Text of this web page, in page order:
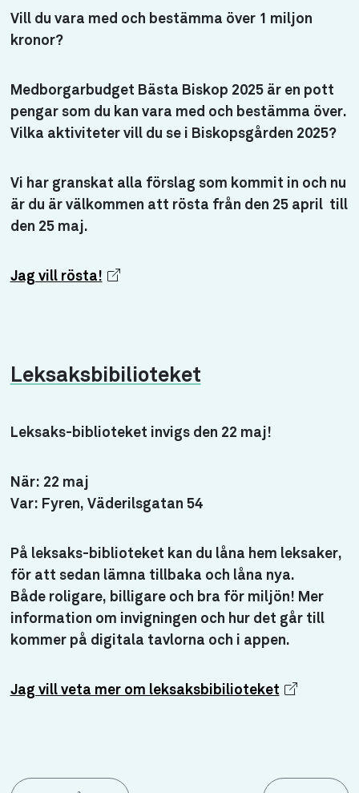
Vill du vara med och bestämma över 1 miljon
kronor?
Medborgarbudget Bästa Biskop 2025 är en pott
pengar som du kan vara med och bestämma över.
Vilka aktiviteter vill du se i Biskopsgården 2025?
Vi har granskat alla förslag som kommit in och nu
är du är välkommen att rösta från den 25 april till
den 25 maj.
Jag vill rösta!
Leksaksbibilioteket
Leksaks-biblioteket invigs den 22 maj!
När: 22 maj
Var: Fyren, Väderilsgatan 54
På leksaks-biblioteket kan du låna hem leksaker,
för att sedan lämna tillbaka och låna nya.
Både roligare, billigare och bra för miljön! Mer
information om invigningen och hur det går till
kommer på digitala tavlorna och i appen.
Jag vill veta mer om leksaksbibilioteket